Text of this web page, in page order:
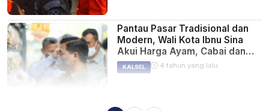
Pantau Pasar Tradisional dan
Modern, Wali Kota Ibnu Sina
Akui Harga Ayam, Cabai dan
Telur Naik
KALSEL 4 tahun yang lalu